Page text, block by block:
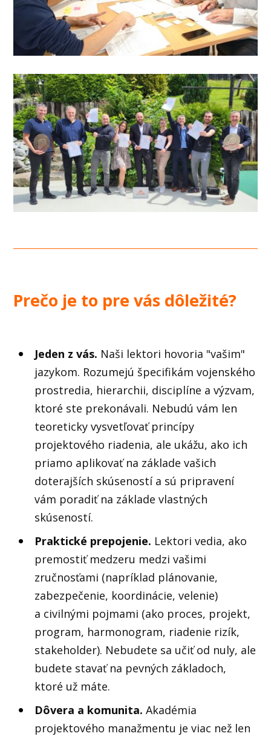
Prečo je to pre vás dôležité?
Jeden z vás. Naši lektori hovoria "vašim"
jazykom. Rozumejú špecifikám vojenského
prostredia, hierarchii, disciplíne a výzvam,
ktoré ste prekonávali. Nebudú vám len
teoreticky vysvetľovať princípy
projektového riadenia, ale ukážu, ako ich
priamo aplikovať na základe vašich
doterajších skúseností a sú pripravení
vám poradiť na základe vlastných
skúseností.
Praktické prepojenie. Lektori vedia, ako
premostiť medzeru medzi vašimi
zručnosťami (napríklad plánovanie,
zabezpečenie, koordinácie, velenie)
a civilnými pojmami (ako proces, projekt,
program, harmonogram, riadenie rizík,
stakeholder). Nebudete sa učiť od nuly, ale
budete stavať na pevných základoch,
ktoré už máte.
Dôvera a komunita. Akadémia
projektového manažmentu je viac než len